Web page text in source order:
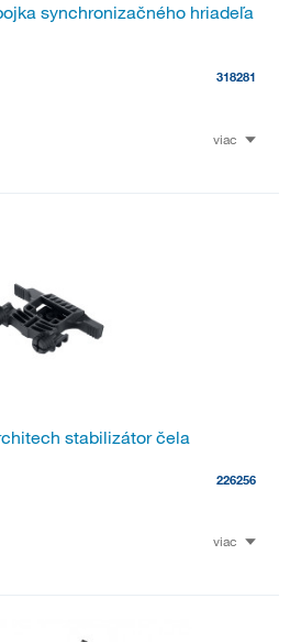
synchronizačného hriadeľa
318281
viac
stabilizátor čela
226256
viac